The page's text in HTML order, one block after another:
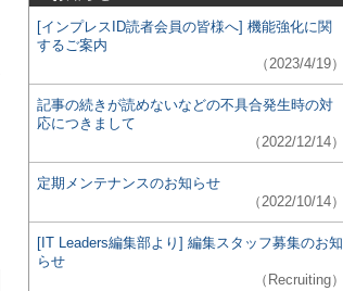
[インプレスID読者会員の皆様へ] 機能強化に関
するご案内
（2023/4/19）
記事の続きが読めないなどの不具合発生時の対
応につきまして
（2022/12/14）
定期メンテナンスのお知らせ
（2022/10/14）
[IT Leaders編集部より] 編集スタッフ募集のお知
らせ
（Recruiting）